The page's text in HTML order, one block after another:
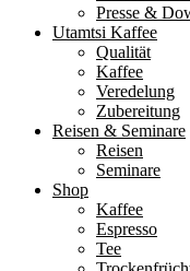
Presse &
Utamtsi Kaffee
Qualität
Kaffee
Veredelung
Zubereitung
Reisen & Seminare
Reisen
Seminare
Shop
Kaffee
Espresso
Tee